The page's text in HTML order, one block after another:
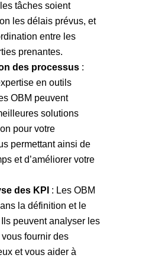
tâches soient
les délais prévus, et
entre les
prenantes.
des processus:
en outils
OBM peuvent
solutions
pour votre
permettant ainsi de
et d’améliorer votre
des KPI : Les OBM
la définition et le
peuvent analyser les
fournir des
et vous aider à